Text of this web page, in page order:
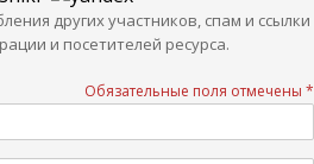
других участников, спам и ссылки
и посетителей ресурса.
Обязательные поля отмечены *